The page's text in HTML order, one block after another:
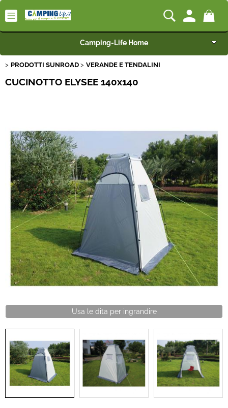
Camping-Life Home
Articoli per Camper e Caravan
Campeggio e Giardino
BEST SELLER
Offerte Del mese
Fineserie e Occasioni
La nostra Officina
Veicoli Pronta consegna
Lavora Con Noi
PRODOTTI SUNROAD VERANDE E TENDALINI
CUCINOTTO ELYSEE 140x140
Usa le dita per ingrandire